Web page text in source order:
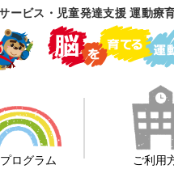
ービス・児童発達支援 運動療
ログラム ご利用